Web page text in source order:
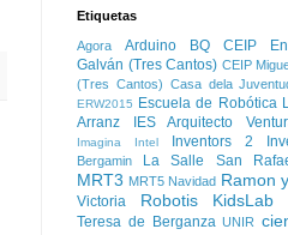
Etiquetas
Agora Arduino BQ
CEIP
Galván (Tres Cantos) CEIP
(Tres Cantos) Casa dela
ERW2015 Escuela de Robótica
Arranz
IES Arquitecto
Imagina Intel Inventors 2
Bergamin
La Salle San
MRT3 MRT5 Navidad Ramon
Victoria
Robotis KidsLab
Teresa de Berganza UNIR